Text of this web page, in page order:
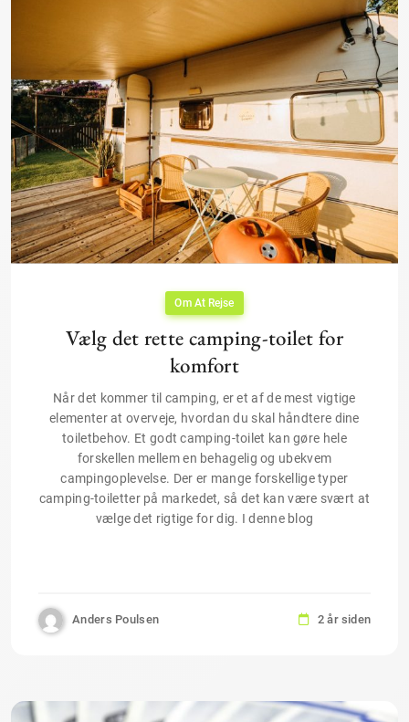
Om At Rejse
Vælg det rette camping-toilet for
komfort
Når det kommer til camping, er et af de mest vigtige
elementer at overveje, hvordan du skal håndtere dine
toiletbehov. Et godt camping-toilet kan gøre hele
forskellen mellem en behagelig og ubekvem
campingoplevelse. Der er mange forskellige typer
camping-toiletter på markedet, så det kan være svært at
vælge det rigtige for dig. I denne blog
Anders Poulsen 2 år siden